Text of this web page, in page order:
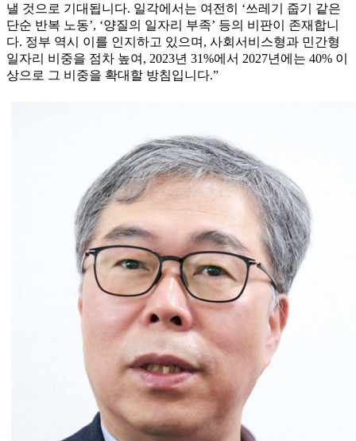
낼 것으로 기대됩니다. 일각에서는 여전히 ‘쓰레기 줍기 같은
단순 반복 노동’, ‘양질의 일자리 부족’ 등의 비판이 존재합니
다. 정부 역시 이를 인지하고 있으며, 사회서비스형과 민간형
일자리 비중을 점차 높여, 2023년 31%에서 2027년에는 40% 이
상으로 그 비중을 확대할 방침입니다.”